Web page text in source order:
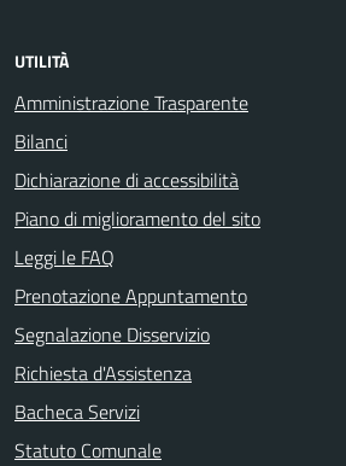
UTILITÀ
Amministrazione Trasparente
Bilanci
Dichiarazione di accessibilità
Piano di miglioramento del sito
Leggi le FAQ
Prenotazione Appuntamento
Segnalazione Disservizio
Richiesta d'Assistenza
Bacheca Servizi
Statuto Comunale